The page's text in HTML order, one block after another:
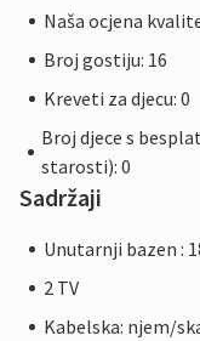
Naša ocjena
Broj gostiju: 16
Kreveti za djecu: 0
Broj djece s
starosti): 0
Sadržaji
Unutarnji bazen :
2 TV
Kabelska: njem/